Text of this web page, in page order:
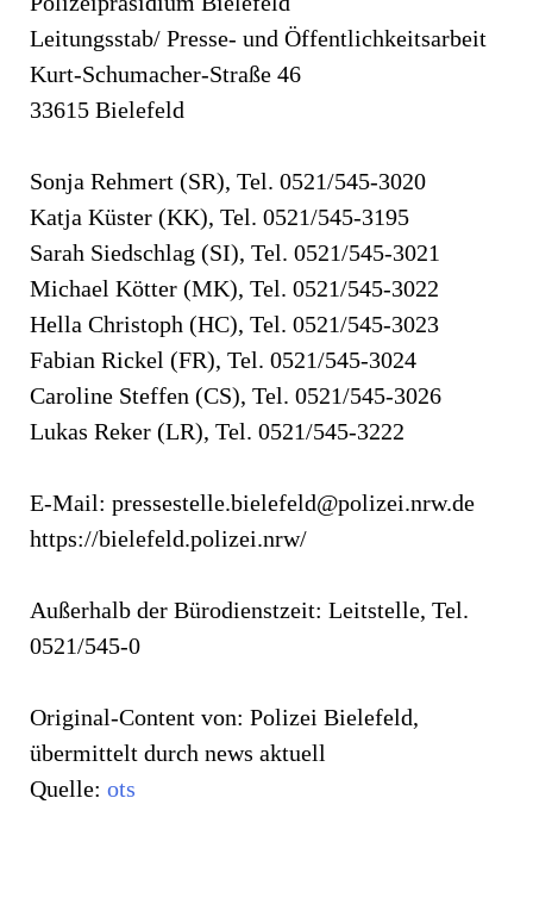
Leitungsstab/ Presse- und Öffentlichkeitsarbeit
Kurt-Schumacher-Straße 46
33615 Bielefeld
Sonja Rehmert (SR), Tel. 0521/545-3020
Katja Küster (KK), Tel. 0521/545-3195
Sarah Siedschlag (SI), Tel. 0521/545-3021
Michael Kötter (MK), Tel. 0521/545-3022
Hella Christoph (HC), Tel. 0521/545-3023
Fabian Rickel (FR), Tel. 0521/545-3024
Caroline Steffen (CS), Tel. 0521/545-3026
Lukas Reker (LR), Tel. 0521/545-3222
E-Mail: pressestelle.bielefeld@polizei.nrw.de
https://bielefeld.polizei.nrw/
Außerhalb der Bürodienstzeit: Leitstelle, Tel.
0521/545-0
Original-Content von: Polizei Bielefeld,
übermittelt durch news aktuell
Quelle: ots